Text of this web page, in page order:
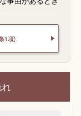
1項)